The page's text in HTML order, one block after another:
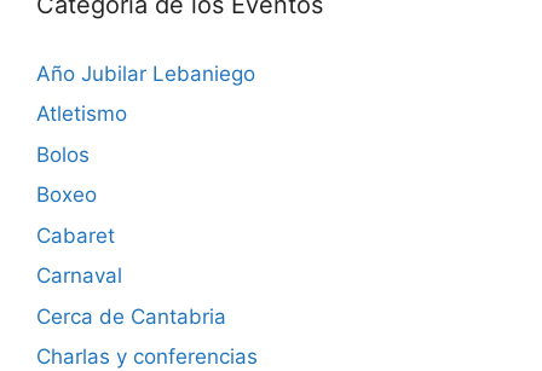
Año Jubilar Lebaniego
Atletismo
Bolos
Boxeo
Cabaret
Carnaval
Cerca de Cantabria
Charlas y conferencias